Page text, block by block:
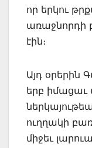
որ երկու
առաջնորդի
էին։
Այդ օրերին
երբ իմացաւ
ուղղակի
միջեւ